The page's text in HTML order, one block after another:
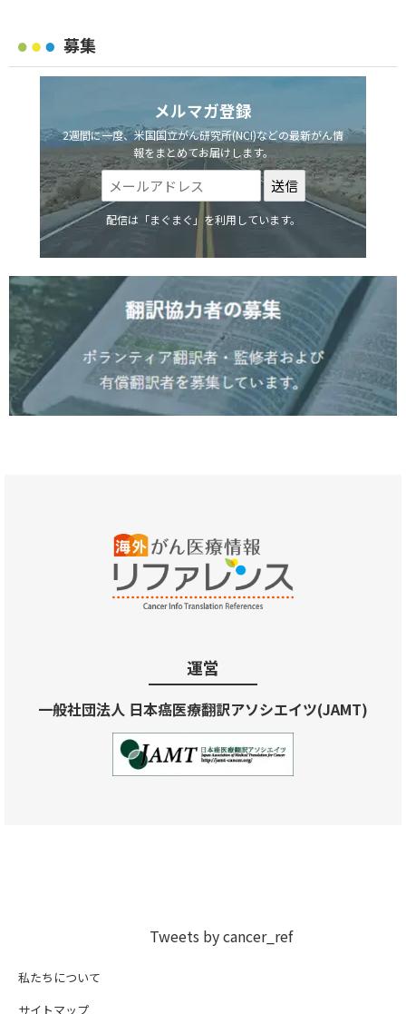
募集
メルマガ登録
2週間に一度、米国国立がん研究所(NCI)などの最新がん情
報をまとめてお届けします。
配信は「まぐまぐ」を利用しています。
運営
一般社団法人 日本癌医療翻訳アソシエイツ(JAMT)
Tweets by cancer_ref
私たちについて
サイトマップ